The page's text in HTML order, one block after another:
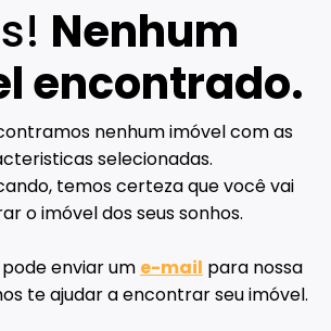
Nenhum
encontrado.
nenhum imóvel com as
selecionadas.
temos certeza que você vai
o imóvel dos seus sonhos.
enviar um e-mail para nossa
te ajudar a encontrar seu imóvel.